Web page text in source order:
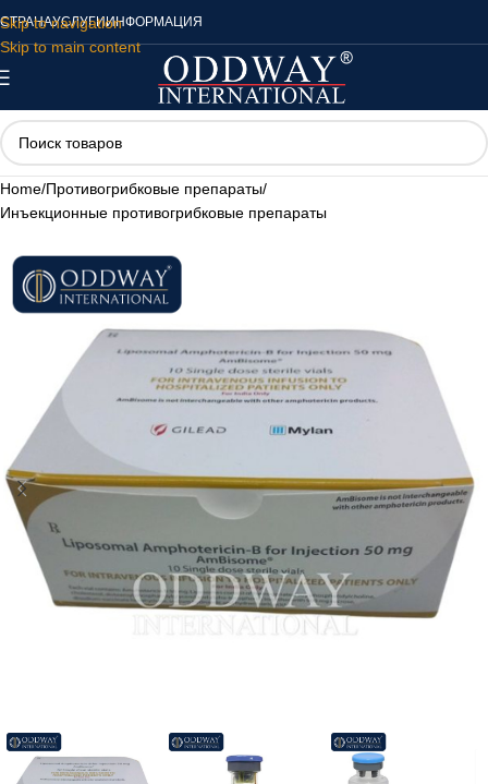
Skip to navigation
Skip to main content
СТРАНАУСЛУГИИНФОРМАЦИЯ
Home/Противогрибковые препараты/
Инъекционные противогрибковые препараты